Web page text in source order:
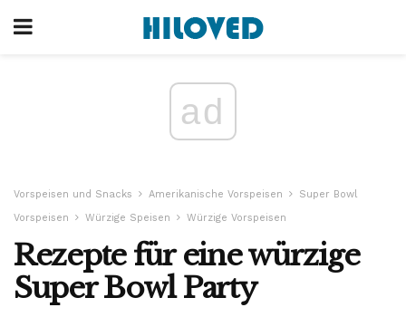
ad
Vorspeisen und Snacks Amerikanische Vorspeisen
Super Bowl
Vorspeisen
Würzige Speisen Würzige Vorspeisen
Rezepte für eine würzige
Super Bowl Party